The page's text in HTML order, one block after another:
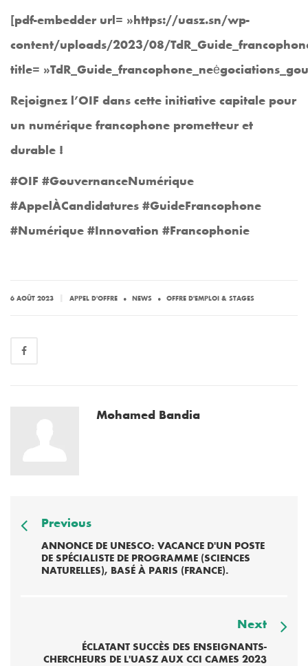
[pdf-embedder url= »https://uasz.sn/wp-
content/uploads/2023/08/
title=
Rejoignez l’OIF dans cette initiative capitale pour
un numérique francophone prometteur et
durable !
#OIF #GouvernanceNumérique
#AppelÀCandidatures #GuideFrancophone
#Numérique #Innovation #Francophonie
6 AOÛT 2023 APPEL D'OFFRE . NEWS . OFFRE D'EMPLOI & STAGES
Mohamed Bandia
Previous
ANNONCE DE UNESCO: VACANCE D'UN POSTE
DE SPÉCIALISTE DE PROGRAMME (SCIENCES
NATURELLES), BASÉ À PARIS (FRANCE).
Next
ÉCLATANT SUCCÈS DES ENSEIGNANTS-
CHERCHEURS DE L'UASZ AUX CCI CAMES 2023